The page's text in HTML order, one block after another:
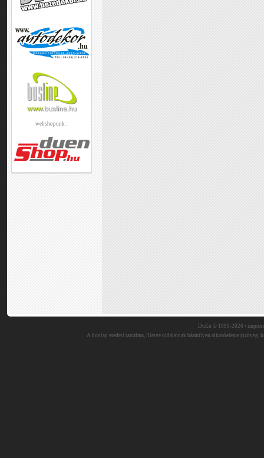
webshopunk :
DuEn © 1999-2026 •
A honlap eredeti tartalma, illetve oldalainak bármilyen alkotóeleme (szöveg,